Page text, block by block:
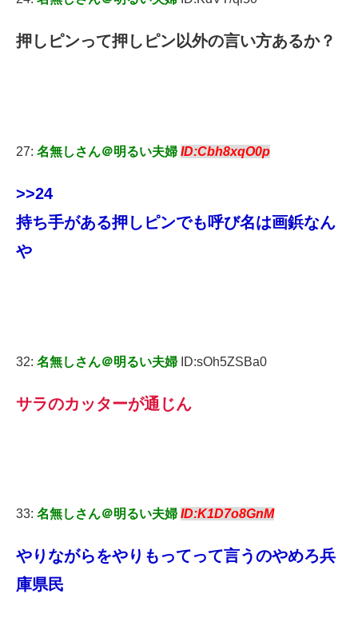
押しピンって押しピン以外の言い方あるか？
27: 名無しさん＠明るい夫婦 ID:Cbh8xqO0p
>>24
持ち手がある押しピンでも呼び名は画鋲なん
や
32: 名無しさん＠明るい夫婦 ID:sOh5ZSBa0
サラのカッターが通じん
33: 名無しさん＠明るい夫婦 ID:K1D7o8GnM
やりながらをやりもってって言うのやめろ兵
庫県民